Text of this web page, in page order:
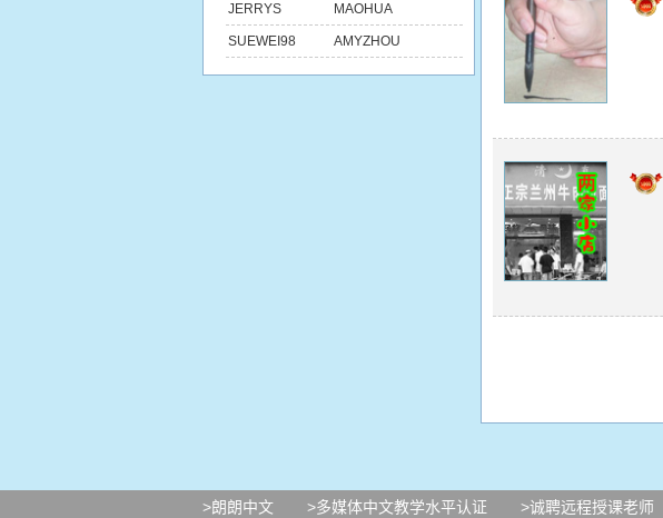
JERRYS MAOHUA
SUEWEI98 AMYZHOU
>朗朗中文 >多媒体中文教学水平认证 >诚聘远程授课老师